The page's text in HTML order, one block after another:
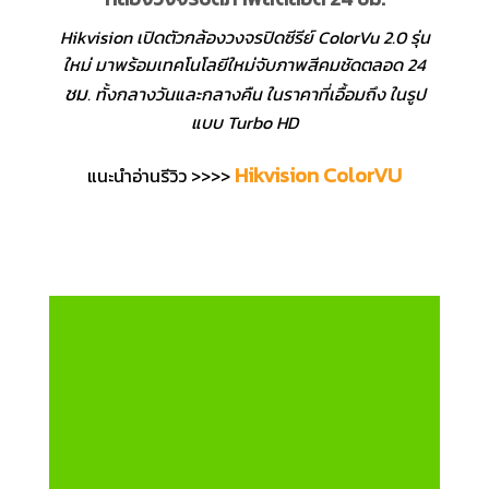
Hikvision เปิดตัวกล้องวงจรปิดซีรีย์ ColorVu 2.0 รุ่น
ใหม่ มาพร้อมเทคโนโลยีใหม่จับภาพสีคมชัดตลอด 24
ชม. ทั้งกลางวันและกลางคืน ในราคาที่เอื้อมถึง ในรูป
แบบ Turbo HD
แนะนำอ่านรีวิว >>>> Hikvision ColorVU